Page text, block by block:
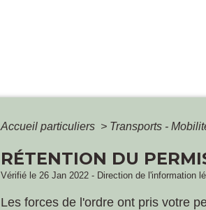
Accueil particuliers > Transports -
RÉTENTION DU
Vérifié le 26 Jan 2022 - Direction de l'information
Les forces de l'ordre ont pris votre